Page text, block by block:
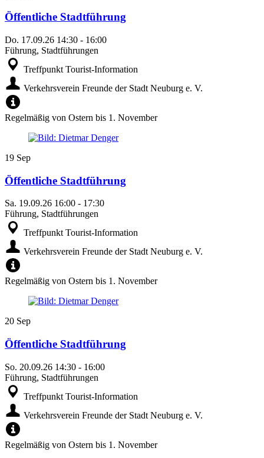
Öffentliche Stadtführung
Do. 17.09.26 14:30 - 16:00
Führung, Stadtführungen
Treffpunkt Tourist-Information
Verkehrsverein Freunde der Stadt Neuburg e. V.
Regelmäßig von Ostern bis 1. November
19 Sep
Öffentliche Stadtführung
Sa. 19.09.26 16:00 - 17:30
Führung, Stadtführungen
Treffpunkt Tourist-Information
Verkehrsverein Freunde der Stadt Neuburg e. V.
Regelmäßig von Ostern bis 1. November
20 Sep
Öffentliche Stadtführung
So. 20.09.26 14:30 - 16:00
Führung, Stadtführungen
Treffpunkt Tourist-Information
Verkehrsverein Freunde der Stadt Neuburg e. V.
Regelmäßig von Ostern bis 1. November